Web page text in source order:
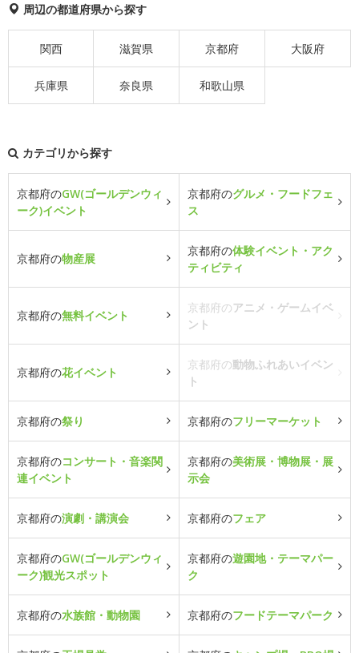
周辺の都道府県から探す
関西 滋賀県 京都府 大阪府
兵庫県 奈良県 和歌山県
カテゴリから探す
京都府のGW(ゴールデンウィ
ーク)イベント
京都府のグルメ・フードフェ
ス
京都府の物産展
京都府の体験イベント・アク
ティビティ
京都府の無料イベント
京都府のアニメ・ゲームイベ
ント
京都府の花イベント
京都府の動物ふれあいイベン
ト
京都府の祭り 京都府のフリーマーケット
京都府のコンサート・音楽関
連イベント
京都府の美術展・博物展・展
示会
京都府の演劇・講演会 京都府のフェア
京都府のGW(ゴールデンウィ
ーク)観光スポット
京都府の遊園地・テーマパー
ク
京都府の水族館・動物園 京都府のフードテーマパーク